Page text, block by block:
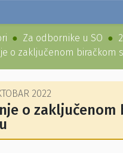
Za odbornike u SO
o zaključenom biračkom
2022
o zaključenom